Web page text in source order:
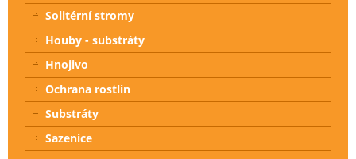
Solitérní stromy
Houby - substráty
Hnojivo
Ochrana rostlin
Substráty
Sazenice